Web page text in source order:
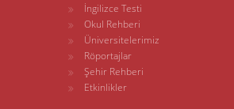
İngilizce Testi
Okul Rehberi
Üniversitelerimiz
Röportajlar
Şehir Rehberi
Etkinlikler